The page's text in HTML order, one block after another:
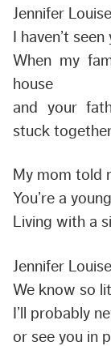
Jennifer Louise
I haven’t
When my
house
and your
stuck
My mom told
You’re a
Living with a
Jennifer Louise
We know so
I’ll probably
or see you in